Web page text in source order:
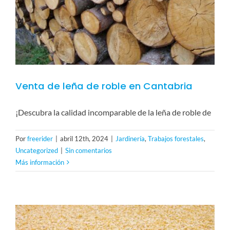
Venta de leña de roble en Cantabria
¡Descubra la calidad incomparable de la leña de roble de
Porfreerider abril 12th, 2024 Jardinería,Trabajos forestales,
Uncategorized
Sin comentarios
Más información